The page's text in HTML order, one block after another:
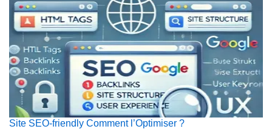
Site SEO-friendly Comment l’Optimiser ?